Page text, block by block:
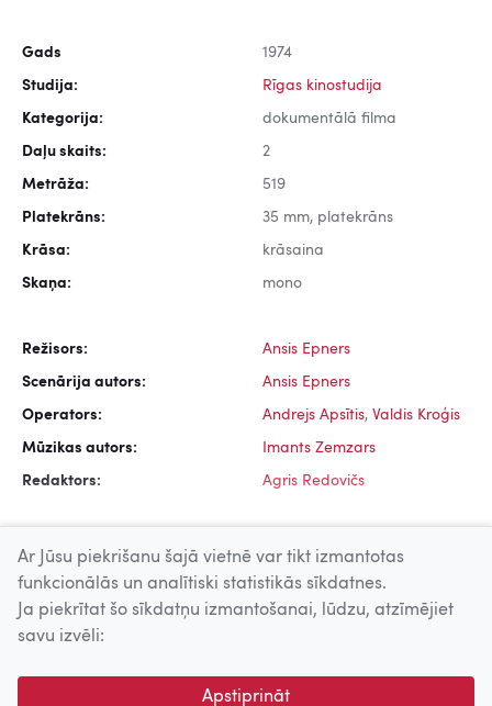
Gads 1974
Studija: Rīgas kinostudija
Kategorija: dokumentālā filma
Daļu skaits: 2
Metrāža: 519
Platekrāns: 35 mm, platekrāns
Krāsa: krāsaina
Skaņa: mono
Režisors: Ansis Epners
Scenārija autors: Ansis Epners
Operators: Andrejs Apsītis, Valdis Kroģis
Mūzikas autors: Imants Zemzars
Redaktors: Agris Redovičs
Uz augšu
© 2026 Nacionālais Kino centrs, Kultūras informācijas sistēmu
centrs. Sadarbības partneris: Latvijas Valsts
Ar Jūsu piekrišanu šajā vietnē var tikt izmantotas
funkcionālās un analītiski statistikās sīkdatnes.
Ja piekrītat šo sīkdatņu izmantošanai, lūdzu, atzīmējiet
savu izvēli:
Apstiprināt